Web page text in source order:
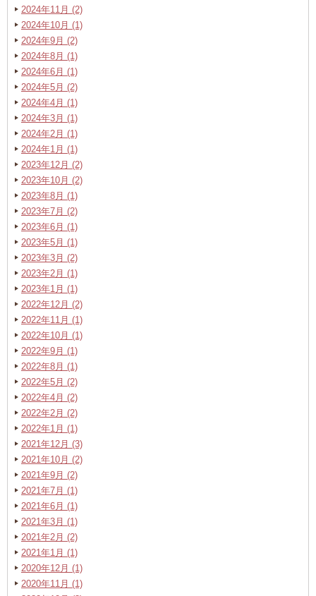
2024年11月 (2)
2024年10月 (1)
2024年9月 (2)
2024年8月 (1)
2024年6月 (1)
2024年5月 (2)
2024年4月 (1)
2024年3月 (1)
2024年2月 (1)
2024年1月 (1)
2023年12月 (2)
2023年10月 (2)
2023年8月 (1)
2023年7月 (2)
2023年6月 (1)
2023年5月 (1)
2023年3月 (2)
2023年2月 (1)
2023年1月 (1)
2022年12月 (2)
2022年11月 (1)
2022年10月 (1)
2022年9月 (1)
2022年8月 (1)
2022年5月 (2)
2022年4月 (2)
2022年2月 (2)
2022年1月 (1)
2021年12月 (3)
2021年10月 (2)
2021年9月 (2)
2021年7月 (1)
2021年6月 (1)
2021年3月 (1)
2021年2月 (2)
2021年1月 (1)
2020年12月 (1)
2020年11月 (1)